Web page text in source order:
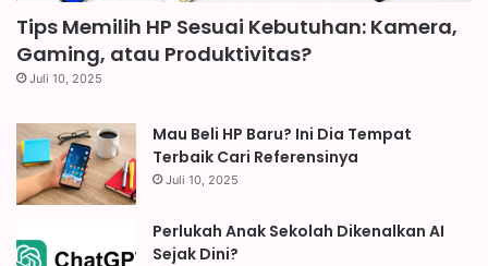
Tips Memilih HP Sesuai Kebutuhan: Kamera,
Gaming, atau Produktivitas?
Juli 10, 2025
Mau Beli HP Baru? Ini Dia Tempat
Terbaik Cari Referensinya
Juli 10, 2025
Perlukah Anak Sekolah Dikenalkan AI
Sejak Dini?